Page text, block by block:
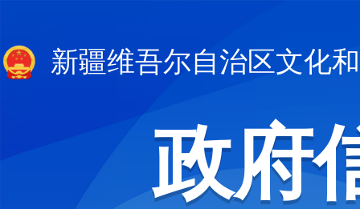
新疆维吾尔自治区文化
政府